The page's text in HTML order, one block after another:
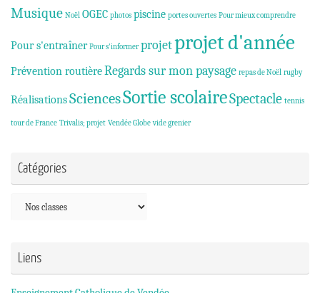
Musique Noël OGEC photos piscine portes ouvertes Pour mieux comprendre
Pour s'entraîner Pour s'informer projetprojet d'année
Prévention routièreRegards sur mon paysage repas de Noël rugby
RéalisationsSciencesSortie scolaireSpectacle tennis
tour de France Trivalis; projet Vendée Globe vide grenier
Catégories
Catégories
Liens